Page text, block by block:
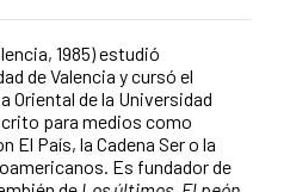
1985) estudió
de Valencia y cursó el
Oriental de la Universidad
para medios como
El País, la Cadena Ser o la
Es fundador de